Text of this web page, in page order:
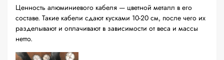
Ценность алюминиевого кабеля — цветной металл в его
составе. Такие кабели сдают кусками 10-20 см, после чего их
разделывают и оплачивают в зависимости от веса и массы
нетто.